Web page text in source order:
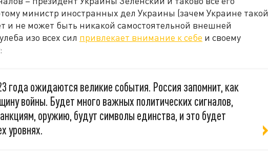
министр иностранных дел Украины (зачем Украине такой
и не может быть никакой самостоятельной внешней
изо всех сил привлекает внимание к себе и своему
года ожидаются великие события. Россия запомнит, как
войны. Будет много важных политических сигналов,
оружию, будут символы единства, и это будет
уровнях.